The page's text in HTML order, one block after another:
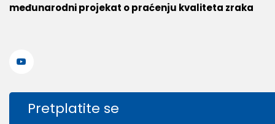
međunarodni projekat o praćenju kvaliteta zraka
Pretplatite se